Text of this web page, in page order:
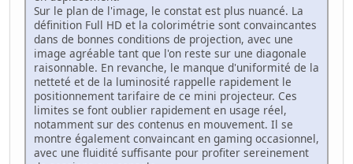
Sur le plan de l'image, le constat est plus nuancé. La
définition Full HD et la colorimétrie sont convaincantes
dans de bonnes conditions de projection, avec une
image agréable tant que l'on reste sur une diagonale
raisonnable. En revanche, le manque d'uniformité de la
netteté et de la luminosité rappelle rapidement le
positionnement tarifaire de ce mini projecteur. Ces
limites se font oublier rapidement en usage réel,
notamment sur des contenus en mouvement. Il se
montre également convaincant en gaming occasionnel,
avec une fluidité suffisante pour profiter sereinement